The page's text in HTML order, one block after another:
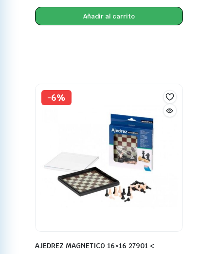
Añadir al carrito
-6%
AJEDREZ MAGNETICO 16×16 27901 <